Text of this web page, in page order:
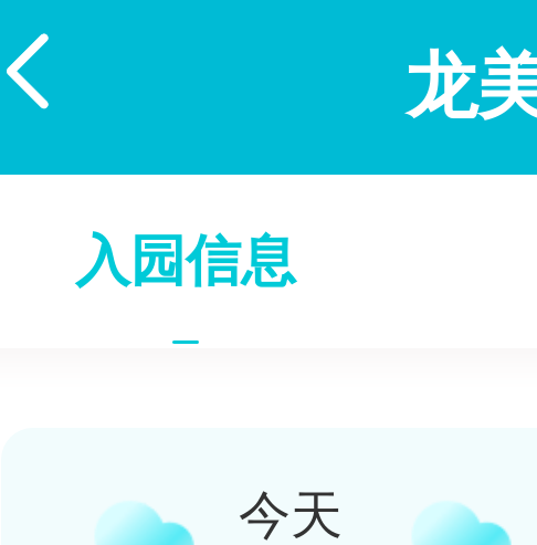
 龙
入园信息
今天